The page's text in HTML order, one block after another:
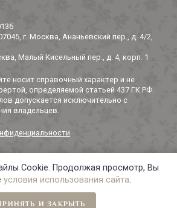
г. Москва, Ананьевский пер., д. 4/2,
Малый Кисельный пер., д. 4, корп. 1
носит справочный характер и не
определяемой статьей 437 ГК РФ.
допускается исключительно с
владельцев.
Все права защищены.
Cookie. Продолжая просмотр, Вы
условия использования сайта.
И ЗАКРЫТЬ